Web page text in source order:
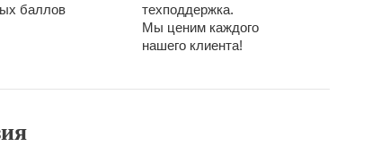
баллов
техподдержка.
Мы ценим каждого
нашего клиента!